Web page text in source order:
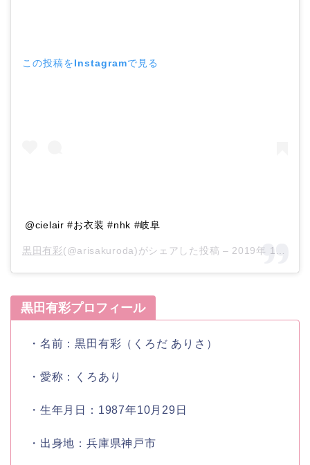
この投稿をInstagramで見る
@cielair #お衣装 #nhk #岐阜
黒田有彩(@arisakuroda)がシェアした投稿 – 2019年 1月月11日午前5時38分PST
黒田有彩プロフィール
・名前：黒田有彩（くろだ ありさ）
・愛称：くろあり
・生年月日：1987年10月29日
・出身地：兵庫県神戸市